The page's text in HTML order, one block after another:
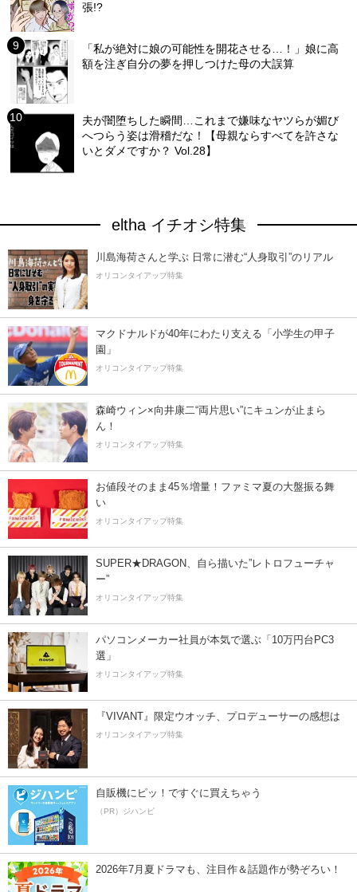
張!?
「私が絶対に娘の可能性を開花させる…！」娘に高
額を注ぎ自分の夢を押しつけた母の大誤算
夫が闇堕ちした瞬間…これまで嫌味なヤツらが媚び
へつらう姿は滑稽だな！【母親ならすべてを許さな
いとダメですか？ Vol.28】
eltha イチオシ特集
川島海荷さんと学ぶ 日常に潜む“人身取引”のリアル
オリコンタイアップ特集
マクドナルドが40年にわたり支える「小学生の甲子
園」
オリコンタイアップ特集
森崎ウィン×向井康二“両片思い”にキュンが止まら
ん！
オリコンタイアップ特集
お値段そのまま45％増量！ファミマ夏の大盤振る舞
い
オリコンタイアップ特集
SUPER★DRAGON、自ら描いた”レトロフューチャ
ー”
オリコンタイアップ特集
パソコンメーカー社員が本気で選ぶ「10万円台PC3
選」
オリコンタイアップ特集
『VIVANT』限定ウオッチ、プロデューサーの感想は
オリコンタイアップ特集
自販機にピッ！ですぐに買えちゃう
（PR）ジハンピ
2026年7月夏ドラマも、注目作＆話題作が勢ぞろい！